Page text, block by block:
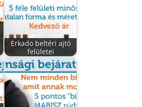
Erkado beltéri ajtó
felületei